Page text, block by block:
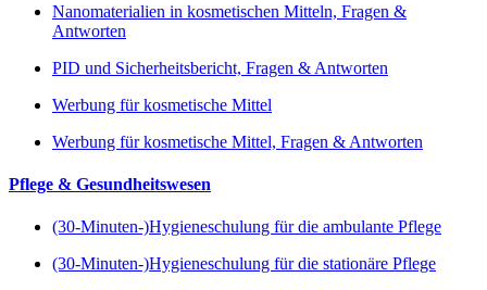
Nanomaterialien in kosmetischen Mitteln, Fragen &
Antworten
PID und Sicherheitsbericht, Fragen & Antworten
Werbung für kosmetische Mittel
Werbung für kosmetische Mittel, Fragen & Antworten
Pflege & Gesundheitswesen
(30-Minuten-)Hygieneschulung für die ambulante Pflege
(30-Minuten-)Hygieneschulung für die stationäre Pflege